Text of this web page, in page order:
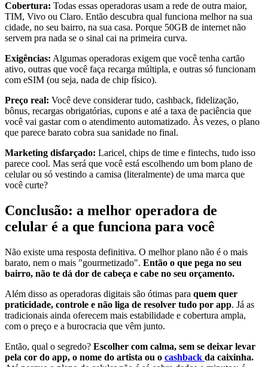
Cobertura: Todas essas operadoras usam a rede de outra maior,
TIM, Vivo ou Claro. Então descubra qual funciona melhor na sua
cidade, no seu bairro, na sua casa. Porque 50GB de internet não
servem pra nada se o sinal cai na primeira curva.
Exigências: Algumas operadoras exigem que você tenha cartão
ativo, outras que você faça recarga múltipla, e outras só funcionam
com eSIM (ou seja, nada de chip físico).
Preço real: Você deve considerar tudo, cashback, fidelização,
bônus, recargas obrigatórias, cupons e até a taxa de paciência que
você vai gastar com o atendimento automatizado. Às vezes, o plano
que parece barato cobra sua sanidade no final.
Marketing disfarçado: Laricel, chips de time e fintechs, tudo isso
parece cool. Mas será que você está escolhendo um bom plano de
celular ou só vestindo a camisa (literalmente) de uma marca que
você curte?
Conclusão: a melhor operadora de
celular é a que funciona para você
Não existe uma resposta definitiva. O melhor plano não é o mais
barato, nem o mais "gourmetizado". Então o que pega no seu
bairro, não te dá dor de cabeça e cabe no seu orçamento.
Além disso as operadoras digitais são ótimas para quem quer
praticidade, controle e não liga de resolver tudo por app. Já as
tradicionais ainda oferecem mais estabilidade e cobertura ampla,
com o preço e a burocracia que vêm junto.
Então, qual o segredo? Escolher com calma, sem se deixar levar
pela cor do app, o nome do artista ou o cashback da caixinha.